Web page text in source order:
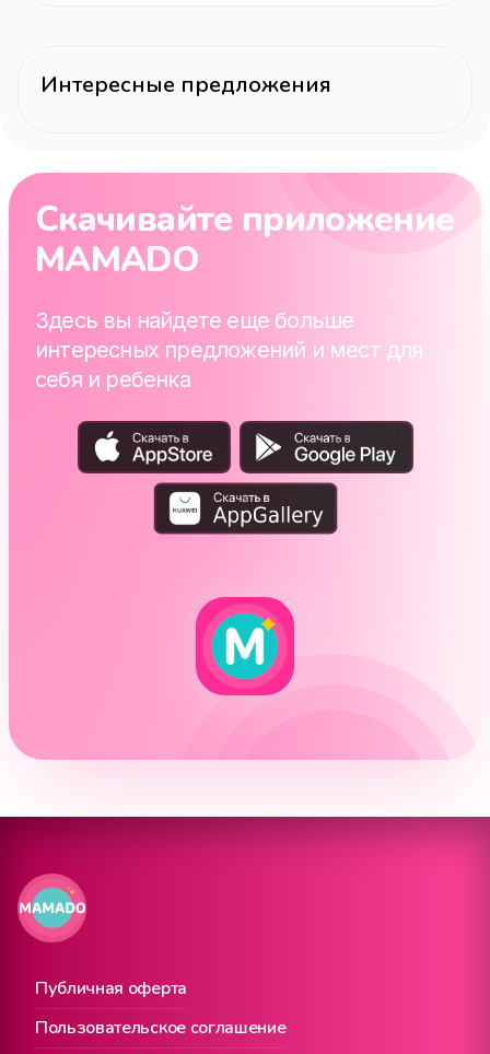
Интересные предложения
Скачивайте приложение
MAMADO
Здесь вы найдете еще больше
интересных предложений и мест для
себя и ребенка
Публичная оферта
Пользовательское соглашение